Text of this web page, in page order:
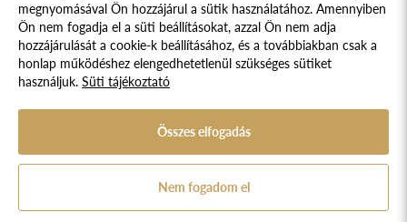
MARTOS
PÁLOS
NYÍRTELEK-FELSŐSÓSKÚT
SZÉKELYDERZS
CSÍKSZENTIMRE
Süti szabályzat Adatvédelmi nyilatkozat
Jogi nyilatkozat
© 2017 - 2026 NÉPFŐISKOLA ALAPÍTVÁNY, LAKITELEK. MINDEN JOG
megnyomásával Ön hozzájárul a sütik használatához. Amennyiben
Ön nem fogadja el a süti beállításokat, azzal Ön nem adja
hozzájárulását a cookie-k beállításához, és a továbbiakban csak a
honlap működéshez elengedhetetlenül szükséges sütiket
használjuk. Süti tájékoztató
Összes elfogadás
Nem fogadom el